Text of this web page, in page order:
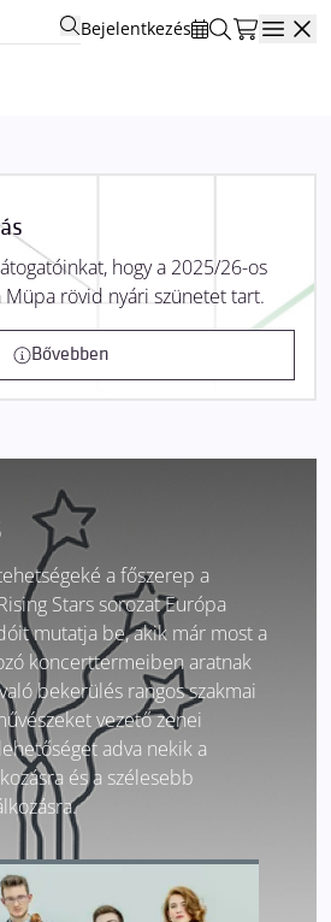
Bejelentkezés
hogy a 2025/26-os
Müpa rövid nyári szünetet tart.
Bővebben
a főszerep a
Stars sorozat Európa
mutatja be, akik már most a
koncerttermeiben aratnak
bekerülés rangos szakmai
vezető zenei
adva nekik a
és a szélesebb